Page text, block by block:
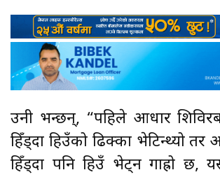
उनी भन्छन्, “पहिले आधार
हिँड्दा हिउँको ढिक्का भेटिन्थ्यो तर
हिँड्दा पनि हिउँ भेट्न गाह्रो छ,